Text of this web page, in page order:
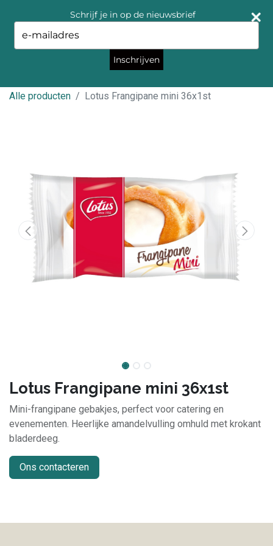
Alle producten Lotus Frangipane mini 36x1st
Lotus Frangipane mini 36x1st
Mini-frangipane gebakjes, perfect voor catering en
evenementen. Heerlijke amandelvulling omhuld met krokant
bladerdeeg.
Ons contacteren
Schrijf je in op de nieuwsbrief
your
email
Inschrijven